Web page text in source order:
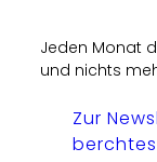
Jeden Monat
und nichts
Zur